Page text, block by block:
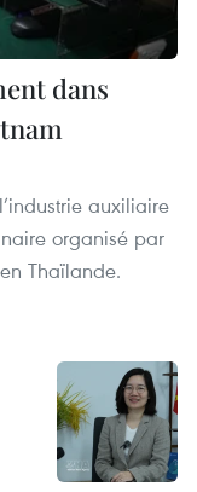
dans
auxiliaire
organisé par
Thaïlande.